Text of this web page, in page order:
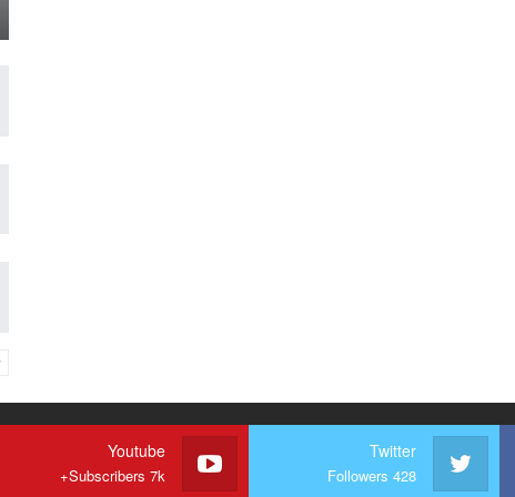
Twitter
Followers 428
Youtube
Subscribers 7k+